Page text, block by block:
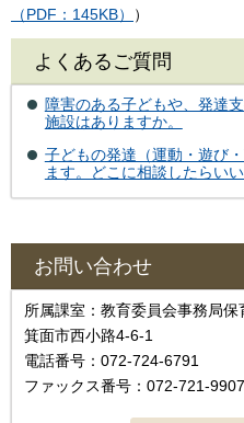
（PDF：145KB）
）
よくあるご質問
障害のある子どもや、発達
施設はありますか。
子どもの発達（運動・遊び
ます。どこに相談したらいい
お問い合わせ
所属課室：教育委員会事務局
箕面市西小路4‐6‐1
電話番号：072-724-6791
ファックス番号：072-721-9907